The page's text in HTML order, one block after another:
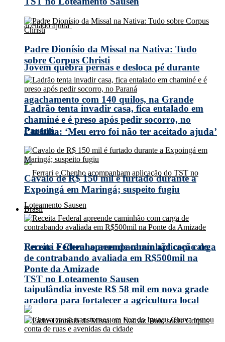
Jovem quebra pernas e desloca pé durante
agachamento com 140 quilos, na Grande
Curitiba: ‘Meu erro foi não ter aceitado ajuda’
Ferrari e Chenho acompanham aplicação do
TST no Loteamento Sausen
Padre Dionísio da Missal na Nativa: Tudo
sobre Corpus Christi
Ladrão tenta invadir casa, fica entalado em
chaminé e é preso após pedir socorro, no
Paraná
Cavalo de R$ 150 mil é furtado durante a
Expoingá em Maringá; suspeito fugiu
Brasil
Receita Federal apreende caminhão com carga
de contrabando avaliada em R$500mil na
Ponte da Amizade
taipulândia investe R$ 58 mil em nova grade
aradora para fortalecer a agricultura local